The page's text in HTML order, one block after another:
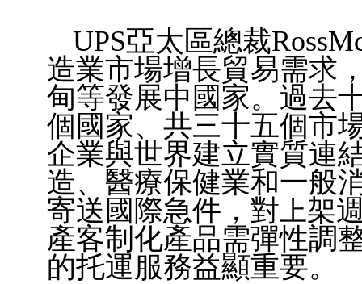
UPS亞太區總裁
造業市場增長貿易需求
甸等發展中國家。過去
個國家、共三十五個市
企業與世界建立實質連
造、醫療保健業和一般
寄送國際急件，對 上架
產客制化產品需彈性調
的托運服務益顯重要。